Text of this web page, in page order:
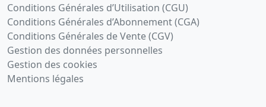
Conditions Générales d’Utilisation (CGU)
Conditions Générales d’Abonnement (CGA)
Conditions Générales de Vente (CGV)
Gestion des données personnelles
Gestion des cookies
Mentions légales